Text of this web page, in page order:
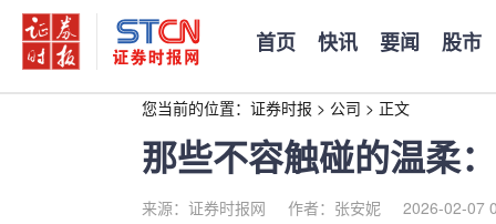
首页 快讯 要闻 股市
您当前的位置： 证券时报 > 公司 > 正文
那些不容触碰的温柔
来源：证券时报网 作者：张安妮 2026-02-07